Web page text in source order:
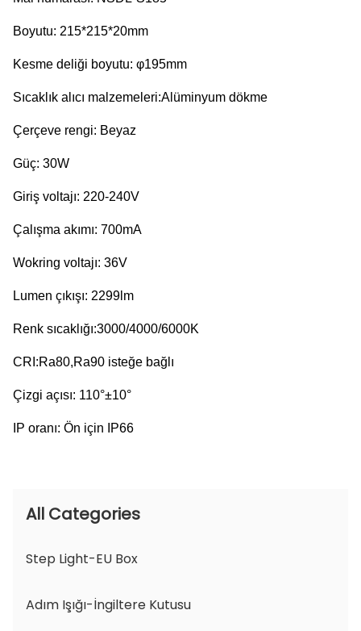
Boyutu: 215*215*20mm
Kesme deliği boyutu: φ195mm
Sıcaklık alıcı malzemeleri:Alüminyum dökme
Çerçeve rengi: Beyaz
Güç: 30W
Giriş voltajı: 220-240V
Çalışma akımı: 700mA
Wokring voltajı: 36V
Lumen çıkışı: 2299lm
Renk sıcaklığı:3000/4000/6000K
CRI:Ra80,Ra90 isteğe bağlı
Çizgi açısı: 110°±10°
IP oranı: Ön için IP66
All Categories
Step Light-EU Box
Adım Işığı-İngiltere Kutusu